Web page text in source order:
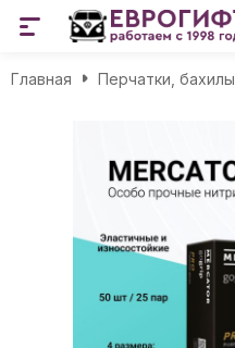
Главная Перчатки, бахилы